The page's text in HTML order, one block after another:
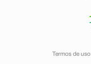
Termos de uso